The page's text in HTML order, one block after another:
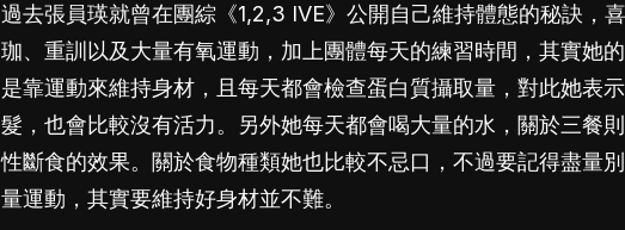
過去張員瑛就曾在團綜《1,2,3 IVE》公開自己維持體態的秘訣，
珈、重訓以及大量有氧運動，加上團體每天的練習時間，其實她
是靠運動來維持身材，且每天都會檢查蛋白質攝取量，對此她表
髮，也會比較沒有活力。另外她每天都會喝大量的水，關於三餐
性斷食的效果。關於食物種類她也比較不忌口，不過要記得盡量
量運動，其實要維持好身材並不難。